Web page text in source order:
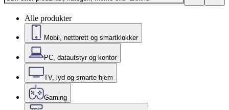
Alle produkter
Mobil, nettbrett og smartklokker
PC, datautstyr og kontor
TV, lyd og smarte hjem
Gaming